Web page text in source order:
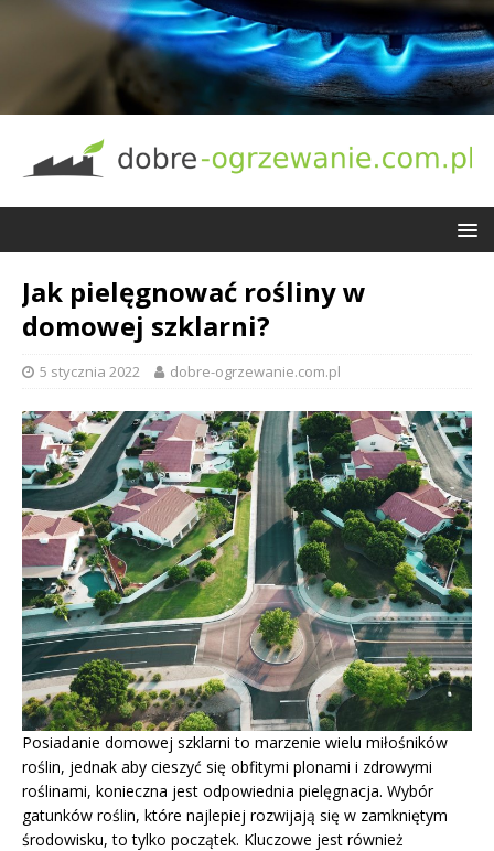
Jak pielęgnować rośliny w
domowej szklarni?
5 stycznia 2022 dobre-ogrzewanie.com.pl
Posiadanie domowej szklarni to marzenie wielu miłośników
roślin, jednak aby cieszyć się obfitymi plonami i zdrowymi
roślinami, konieczna jest odpowiednia pielęgnacja. Wybór
gatunków roślin, które najlepiej rozwijają się w zamkniętym
środowisku, to tylko początek. Kluczowe jest również